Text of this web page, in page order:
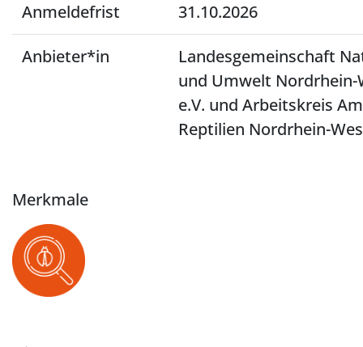
Anmeldefrist 31.10.2026
Anbieter*in
Landesgemeinschaft
und Umwelt Nordrhein-
e.V. und Arbeitskreis
Reptilien Nordrhein-
Merkmale